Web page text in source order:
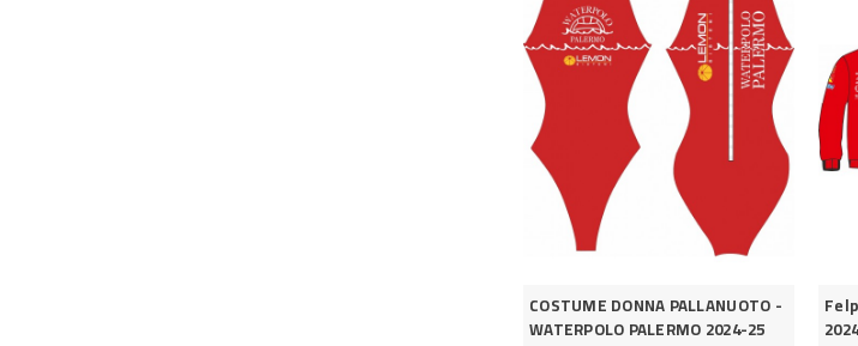
COSTUME DONNA PALLANUOTO -
WATERPOLO PALERMO 2024-25